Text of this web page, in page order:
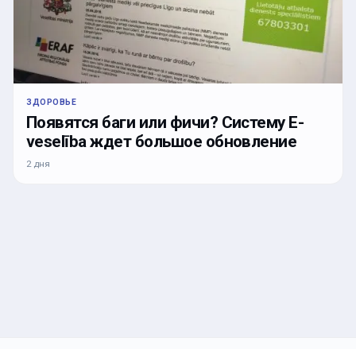
ЗДОРОВЬЕ
Появятся баги или фичи? Систему E-
veselība ждет большое обновление
2 дня